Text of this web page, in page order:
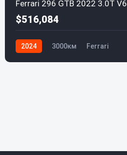
$516,084
2024 3000км Ferrari